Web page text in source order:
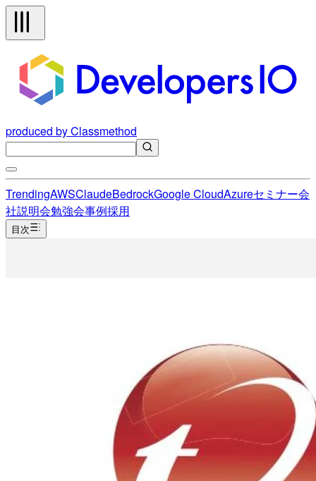
produced by Classmethod
TrendingAWSClaudeBedrockGoogle CloudAzureセミナー会
社説明会勉強会事例採用
目次